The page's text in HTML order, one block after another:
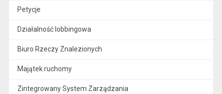
Petycje
Działalność lobbingowa
Biuro Rzeczy Znalezionych
Majątek ruchomy
Zintegrowany System Zarządzania